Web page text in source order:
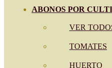
ABONOS POR
VER
TOMATES
HUERTO